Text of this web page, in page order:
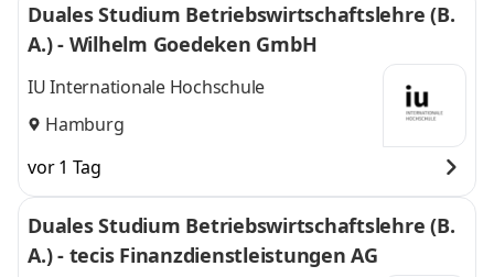
Duales Studium Betriebswirtschaftslehre (B.
A.) - Wilhelm Goedeken GmbH
IU Internationale Hochschule
Hamburg
vor 1 Tag
Duales Studium Betriebswirtschaftslehre (B.
A.) - tecis Finanzdienstleistungen AG